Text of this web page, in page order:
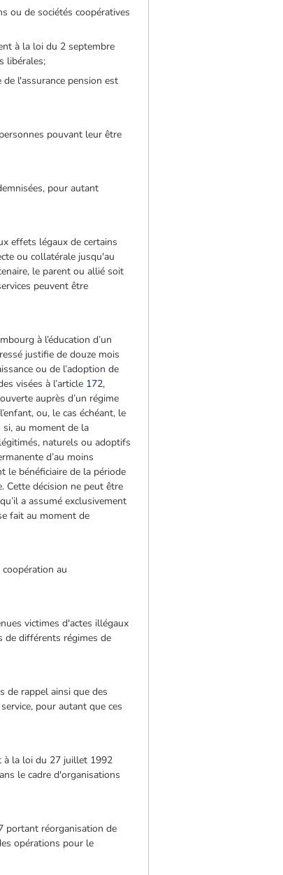
ou de sociétés coopératives
à la loi du 2 septembre
libérales;
l'assurance pension est
pouvant leur être
pour autant
effets légaux de certains
ou collatérale jusqu'au
le parent ou allié soit
peuvent être
à l’éducation d’un
justifie de douze mois
ou de l’adoption de
visées à l’article 172,
auprès d’un régime
ou, le cas échéant, le
si, au moment de la
naturels ou adoptifs
d’au moins
le bénéficiaire de la période
Cette décision ne peut être
a assumé exclusivement
fait au moment de
au
victimes d'actes illégaux
de différents régimes de
de rappel ainsi que des
pour autant que ces
à la loi du 27 juillet 1992
le cadre d'organisations
portant réorganisation de
opérations pour le